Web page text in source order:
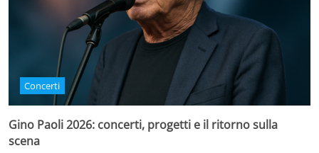
Concerti
Gino Paoli 2026: concerti, progetti e il ritorno sulla
scena